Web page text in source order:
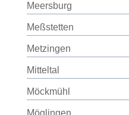
Meersburg
Meßstetten
Metzingen
Mitteltal
Möckmühl
Möglingen